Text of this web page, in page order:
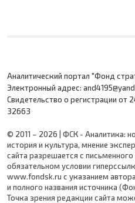
Аналитический портал "Фонд
Электронный адрес:
Cвидетельство о регистрации
32663
© 2011 – 2026 | ФСК - Аналитика:
история и культура, мнение
сайта разрешается с
обязательном условии
www.fondsk.ru с указанием
и полного названия источника
Точка зрения редакции сайта